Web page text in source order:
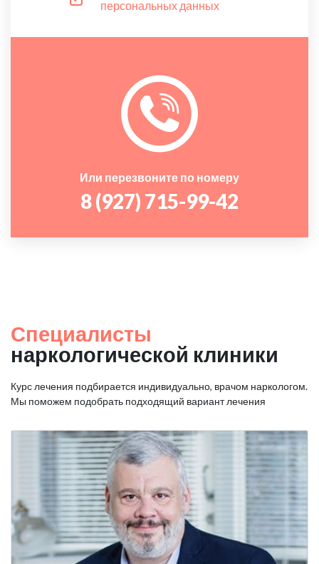
персональных данных
Или перезвоните по номеру
8 (927) 715-99-42
Специалисты
наркологической клиники
Курс лечения подбирается индивидуально, врачом наркологом.
Мы поможем подобрать подходящий вариант лечения